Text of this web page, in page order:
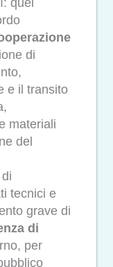
quel
di
e il transito
materiali
del
tecnici e
grave di
di
per